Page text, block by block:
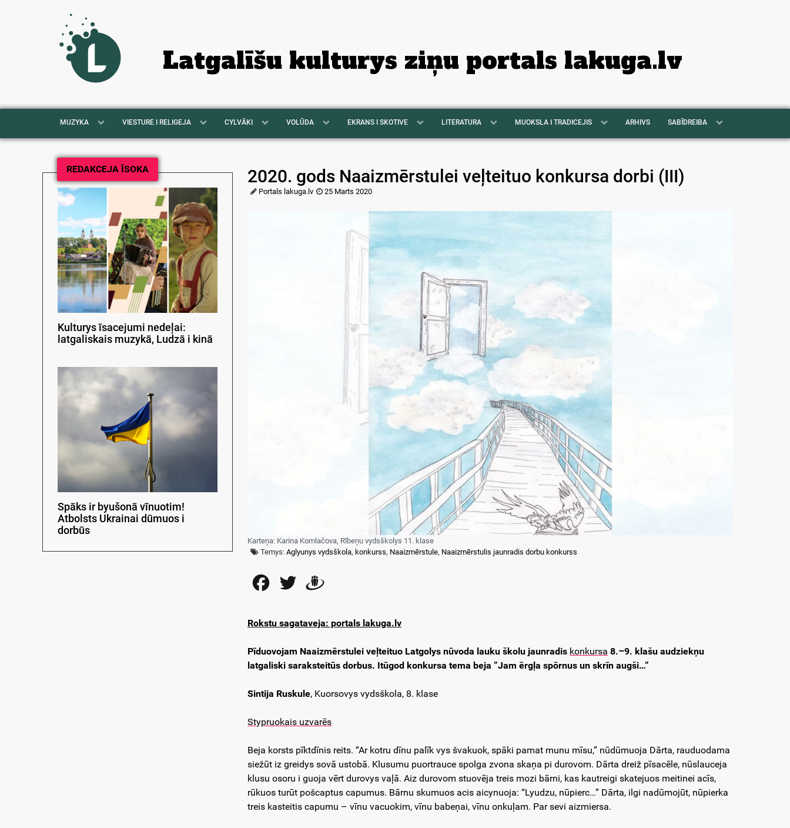
Latgalīšu kulturys ziņu portals lakuga.lv
MUZYKA VIESTURE I RELIGEJA CYLVĀKI VOLŪDA EKRANS I SKOTIVE LITERATURA MUOKSLA I TRADICEJIS ARHIVS SABĪDREIBA
REDAKCEJA ĪSOKA
Kulturys īsacejumi nedeļai:
latgaliskais muzykā, Ludzā i kinā
Spāks ir byušonā vīnuotim!
Atbolsts Ukrainai dūmuos i
dorbūs
2020. gods Naaizmērstulei veļteituo konkursa dorbi (III)
Portals lakuga.lv 25 Marts 2020
Karteņa: Karina Komlačova, Rībeņu vydsškolys 11. klase
Temys: Aglyunys vydsškola, konkurss, Naaizmērstule, Naaizmērstulis jaunradis dorbu konkurss
FacebookTwitter
Rokstu sagataveja: portals lakuga.lv
Pīduovojam Naaizmērstulei veļteituo Latgolys nūvoda lauku školu jaunradis konkursa 8.–9. klašu audziekņu
latgaliski saraksteitūs dorbus. Itūgod konkursa tema beja ”Jam ērgļa spōrnus un skrīn augši…”
Sintija Ruskule, Kuorsovys vydsškola, 8. klase
Stypruokais uzvarēs
Beja korsts pīktdīnis reits. “Ar kotru dīnu palīk vys švakuok, spāki pamat munu mīsu,” nūdūmuoja Dārta, rauduodama
siežūt iz greidys sovā ustobā. Klusumu puortrauce spolga zvona skaņa pi durovom. Dārta dreiž pīsacēle, nūslauceja
klusu osoru i guoja vērt durovys vaļā. Aiz durovom stuovēja treis mozi bārni, kas kautreigi skatejuos meitinei acīs,
rūkuos turūt pošcaptus capumus. Bārnu skumuos acis aicynuoja: “Lyudzu, nūpierc…” Dārta, ilgi nadūmojūt, nūpierka
treis kasteitis capumu – vīnu vacuokim, vīnu babeņai, vīnu onkuļam. Par sevi aizmiersa.